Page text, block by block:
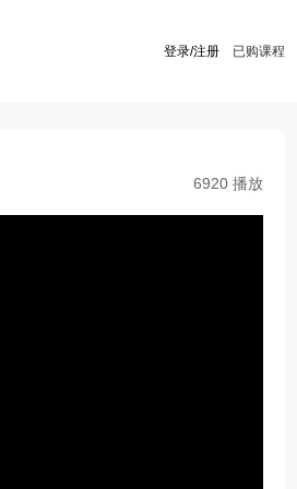
登录/注册 已购课程
6920 播放